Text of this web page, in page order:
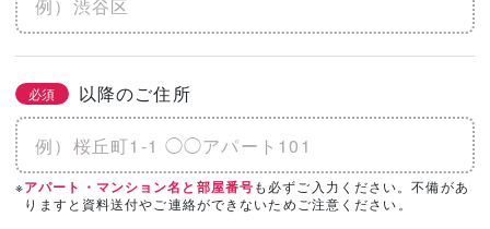
必須 以降のご住所
※アパート・マンション名と部屋番号も必ずご入力ください。不備があ
りますと資料送付やご連絡ができないためご注意ください。